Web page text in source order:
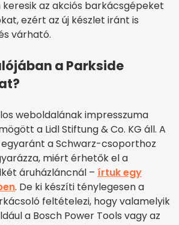
az akciós barkácsgépeket
ezért az új készlet iránt is
várható.
a Parkside
weboldalának impresszuma
a Lidl Stiftung & Co. KG áll. A
egyaránt a Schwarz-csoporthoz
miért érhetők el a
áruházláncnál – írtuk egy
. De ki készíti ténylegesen a
feltételezi, hogy valamelyik
a Bosch Power Tools vagy az